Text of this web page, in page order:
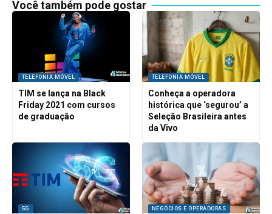
Você também pode gostar
TELEFONIA MÓVEL
TIM se lança na Black
Friday 2021 com cursos
de graduação
TELEFONIA MÓVEL
Conheça a operadora
histórica que ‘segurou’ a
Seleção Brasileira antes
da Vivo
5G NEGÓCIOS E OPERADORAS